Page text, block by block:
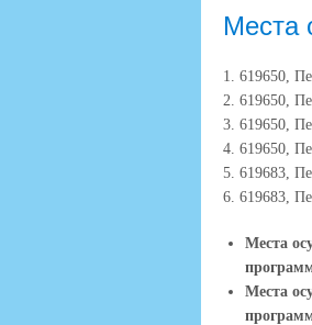
Места
1. 619650,
2. 619650,
3. 619650,
4. 619650,
5. 619683,
6. 619683,
Места
Места